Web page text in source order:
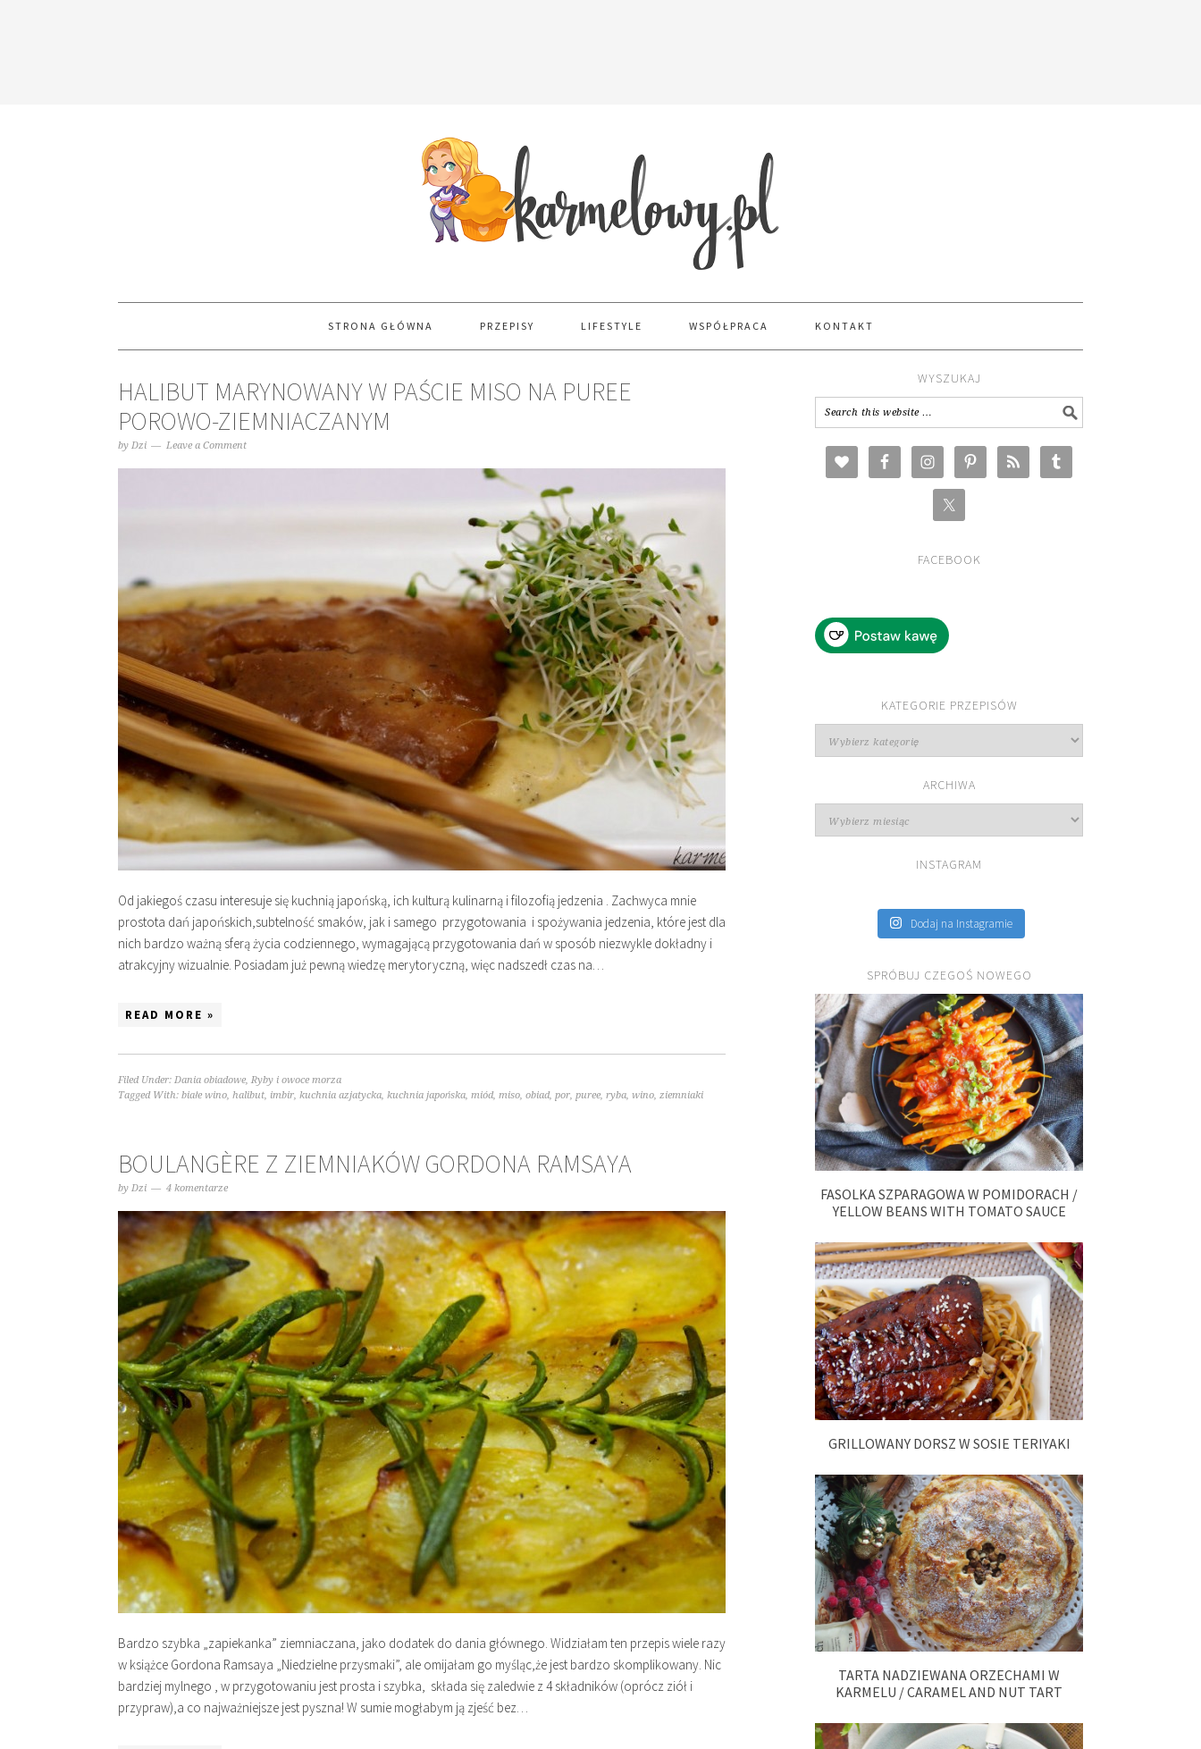
STRONA GŁÓWNA PRZEPISY LIFESTYLE WSPÓŁPRACA KONTAKT
HALIBUT MARYNOWANY W PAŚCIE MISO NA PUREE
POROWO-ZIEMNIACZANYM
by Dzi Leave a Comment
Od jakiegoś czasu interesuje się kuchnią japońską, ich kulturą kulinarną i filozofią jedzenia . Zachwyca mnie
prostota dań japońskich,subtelność smaków, jak i samego przygotowania i spożywania jedzenia, które jest dla
nich bardzo ważną sferą życia codziennego, wymagającą przygotowania dań w sposób niezwykle dokładny i
atrakcyjny wizualnie. Posiadam już pewną wiedzę merytoryczną, więc nadszedł czas na…
READ MORE »
Filed Under: Dania obiadowe, Ryby i owoce morza
Tagged With: białe wino, halibut, imbir, kuchnia azjatycka, kuchnia japońska, miód, miso, obiad, por, puree, ryba, wino, ziemniaki
BOULANGÈRE Z ZIEMNIAKÓW GORDONA RAMSAYA
by Dzi 4 komentarze
Bardzo szybka „zapiekanka” ziemniaczana, jako dodatek do dania głównego. Widziałam ten przepis wiele razy
w książce Gordona Ramsaya „Niedzielne przysmaki”, ale omijałam go myśląc,że jest bardzo skomplikowany. Nic
bardziej mylnego , w przygotowaniu jest prosta i szybka, składa się zaledwie z 4 składników (oprócz ziół i
przypraw),a co najważniejsze jest pyszna! W sumie mogłabym ją zjeść bez…
WYSZUKAJ
FACEBOOK
KATEGORIE PRZEPISÓW
przepisów
ARCHIWA
INSTAGRAM
Dodaj na Instagramie
SPRÓBUJ CZEGOŚ NOWEGO
FASOLKA SZPARAGOWA W POMIDORACH /
YELLOW BEANS WITH TOMATO SAUCE
GRILLOWANY DORSZ W SOSIE TERIYAKI
TARTA NADZIEWANA ORZECHAMI W
KARMELU / CARAMEL AND NUT TART